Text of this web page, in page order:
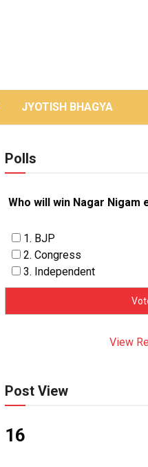
JYOTISH BHAGYA
Polls
Who will win Nagar Nigam
1. BJP
2. Congress
3. Independent
View
Post View
16